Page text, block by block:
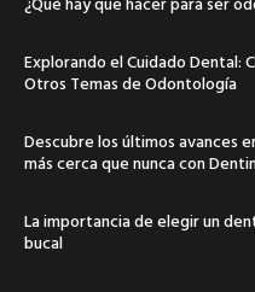
Explorando el Cuidado Dental:
Otros Temas de Odontología
Descubre los últimos avances
más cerca que nunca con
La importancia de elegir un
bucal